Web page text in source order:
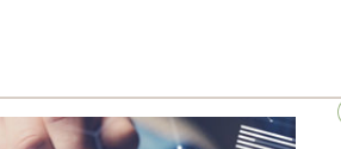
Grupo Iberdrola